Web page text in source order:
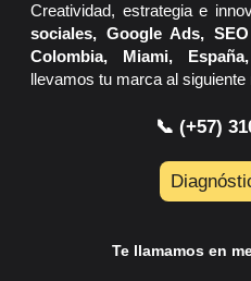
Creatividad, estrategia e
sociales, Google Ads,
Colombia, Miami,
llevamos tu marca al siguiente
📞 (+57)
Te llamamos en